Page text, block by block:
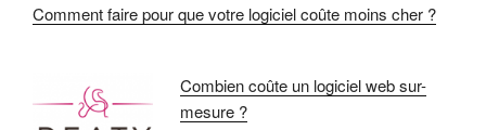
Comment faire pour que votre logiciel coûte moins cher ?
Combien coûte un logiciel web sur-
mesure ?